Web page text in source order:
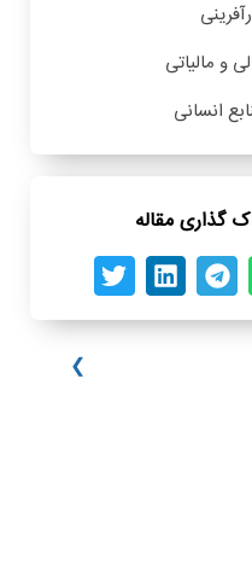
و مالیاتی
انسانی
گذاری مقاله
❮